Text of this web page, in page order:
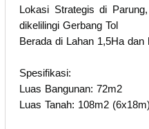
Lokasi Strategis di
dikelilingi Gerbang Tol
Berada di Lahan 1,5Ha dan
Spesifikasi:
Luas Bangunan: 72m2
Luas Tanah: 108m2 (6x18m)